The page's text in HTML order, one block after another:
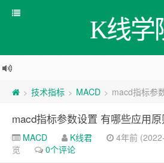
K线学
> 技术指标 > MACD > macd指标参
macd指标参数设置 有哪些应用原
MACD K线君 4年前
览
0个评论